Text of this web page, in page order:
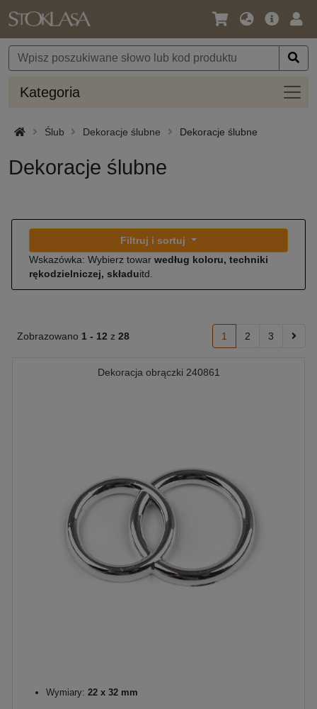
Język
Waluta
Oferta
Kategoria
Ślub Dekoracje ślubne Dekoracje ślubne
Dekoracje ślubne
Filtruj i sortuj
Wskazówka: Wybierz towar według koloru, techniki
rękodzielniczej, składuitd.
Zobrazowano 1 - 12 z 28 1 2 3
Dekoracja obrączki 240861
Wymiary: 22 x 32 mm